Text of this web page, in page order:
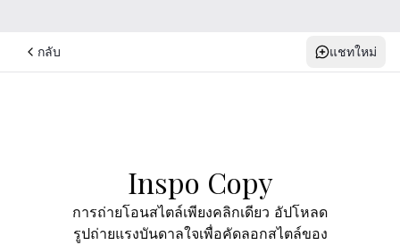
กลับ แชทใหม่
Inspo Copy
การถ่ายโอนสไตล์เพียงคลิกเดียว อัปโหลด
รูปถ่ายแรงบันดาลใจเพื่อคัดลอกสไตล์ของ